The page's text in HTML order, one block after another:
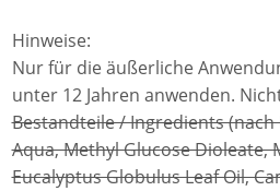
Hinweise:
Nur für die äußerliche
unter 12 Jahren anwenden.
Bestandteile / Ingredients (nach
Aqua, Methyl Glucose Dioleate,
Eucalyptus Globulus Leaf Oil,